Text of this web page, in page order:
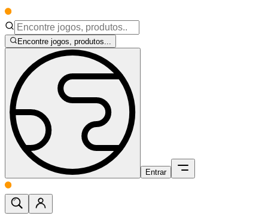
Encontre jogos, produtos...
Entrar